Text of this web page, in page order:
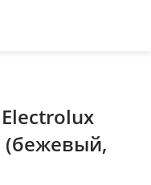
(бежевый,